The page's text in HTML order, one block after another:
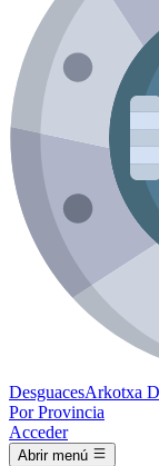
DesguacesArkotxa
Por Provincia
Acceder
Abrir menú